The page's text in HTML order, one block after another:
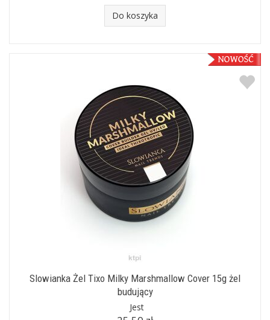
Do koszyka
Slowianka Żel Tixo Milky Marshmallow Cover 15g żel
budujący
Jest